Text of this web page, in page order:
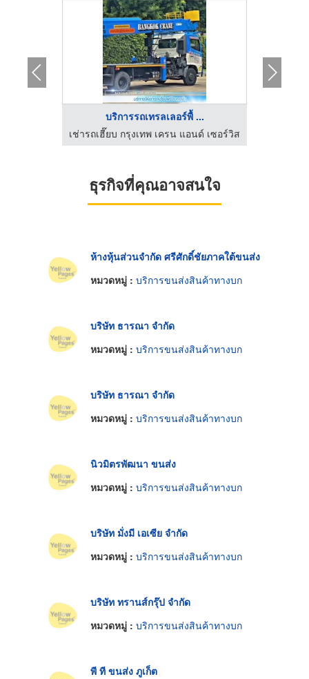
บริการรถเทรลเลอร์พื้ ...
เช่ารถเฮี๊ยบ กรุงเทพ เครน แอนด์ เซอร์วิส
ธุรกิจที่คุณอาจสนใจ
ห้างหุ้นส่วนจำกัด ศรีศักดิ์ชัยภาคใต้ขนส่ง
หมวดหมู่ : บริการขนส่งสินค้าทางบก
บริษัท ธารณา จำกัด
หมวดหมู่ : บริการขนส่งสินค้าทางบก
บริษัท ธารณา จำกัด
หมวดหมู่ : บริการขนส่งสินค้าทางบก
นิวมิตรพัฒนา ขนส่ง
หมวดหมู่ : บริการขนส่งสินค้าทางบก
บริษัท มั่งมี เอเซีย จำกัด
หมวดหมู่ : บริการขนส่งสินค้าทางบก
บริษัท ทรานส์กรุ๊ป จำกัด
หมวดหมู่ : บริการขนส่งสินค้าทางบก
พี ที ขนส่ง ภูเก็ต